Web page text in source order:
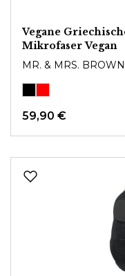
Vegane Griechische
Mikrofaser Vegan
MR. & MRS.
59,90 €